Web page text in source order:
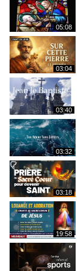
05:08
03:04
03:40
03:32
03:18
19:58